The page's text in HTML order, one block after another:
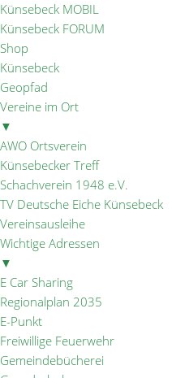
Künsebeck MOBIL
Künsebeck FORUM
Shop
Künsebeck
Geopfad
Vereine im Ort
▼
AWO Ortsverein
Künsebecker Treff
Schachverein 1948 e.V.
TV Deutsche Eiche Künsebeck
Vereinsausleihe
Wichtige Adressen
▼
E Car Sharing
Regionalplan 2035
E-Punkt
Freiwillige Feuerwehr
Gemeindebücherei